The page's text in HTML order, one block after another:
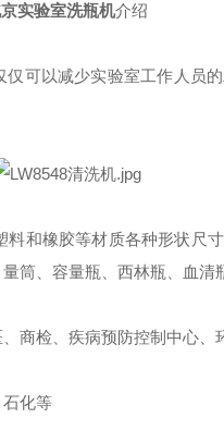
实验室洗瓶机介绍
可以减少实验室工作人员
和橡胶等材质各种形状尺
筒、容量瓶、西林瓶、血清
商检、疾病预防控制中心、
化等